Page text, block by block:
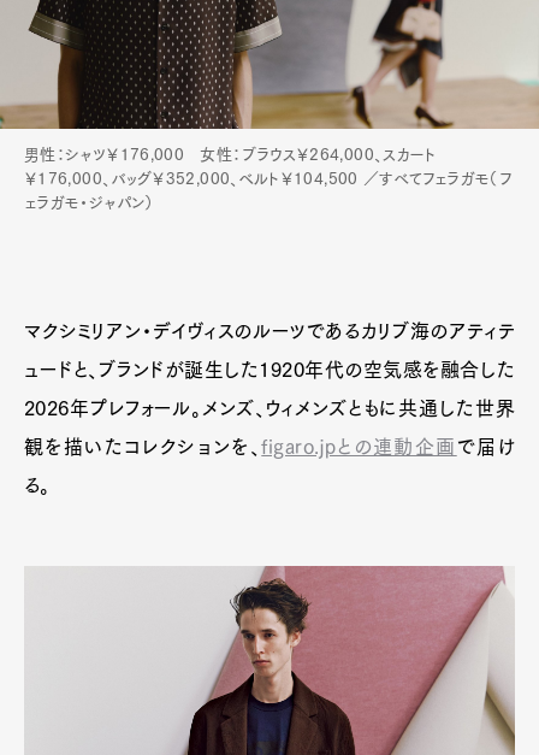
GourmetCars
Product Culture
Pen Membership
Magazine
Official Columnist
Pen international Pen tw
男性：シャツ￥176,000 女性：ブラウス￥264,000、スカート
￥176,000、バッグ￥352,000、ベルト￥104,500 ／すべてフェラガモ（フ
ェラガモ・ジャパン）
マクシミリアン・デイヴィスのルーツであるカリブ海のアティテ
ュードと、ブランドが誕生した1920年代の空気感を融合した
2026年プレフォール。メンズ、ウィメンズともに共通した世界
観を描いたコレクションを、figaro.jpとの連動企画 で届け
る。